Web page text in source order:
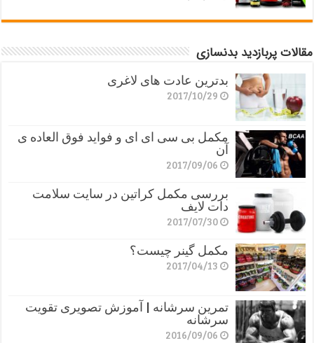
مقالات پربازدید بدنسازی
بدترین عادت های لاغری
2017/10/29
مکمل بی سی ای ای و فواید فوق العاده ی
آن
2017/09/06
بررسی مکمل کراتین در سایت سلامت
دات لایف
2017/07/30
مکمل گینر چیست؟
2017/04/13
تمرین سرشانه | آموزش تصویری تقویت
سرشانه
2016/09/06